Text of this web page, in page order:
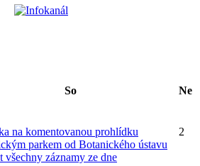
So Ne
na komentovanou prohlídku
parkem od Botanického ústavu
všechny záznamy ze dne
2